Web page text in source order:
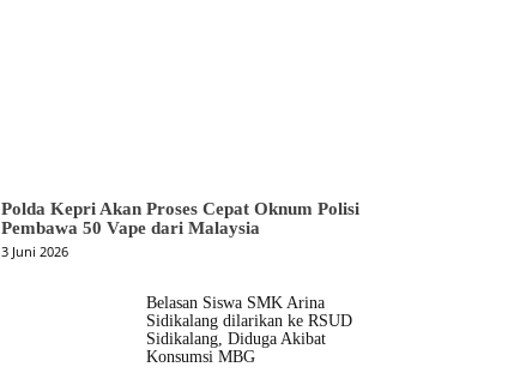
Polda Kepri Akan Proses Cepat Oknum Polisi
Pembawa 50 Vape dari Malaysia
3 Juni 2026
Belasan Siswa SMK Arina
Sidikalang dilarikan ke RSUD
Sidikalang, Diduga Akibat
Konsumsi MBG